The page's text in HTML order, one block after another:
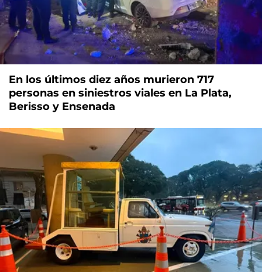
En los últimos diez años murieron 717
personas en siniestros viales en La Plata,
Berisso y Ensenada